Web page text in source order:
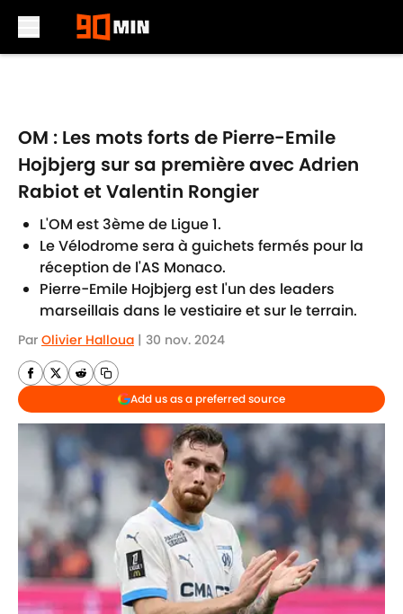
OM : Les mots forts de Pierre-Emile
Hojbjerg sur sa première avec Adrien
Rabiot et Valentin Rongier
L'OM est 3ème de Ligue 1.
Le Vélodrome sera à guichets fermés pour la
réception de l'AS Monaco.
Pierre-Emile Hojbjerg est l'un des leaders
marseillais dans le vestiaire et sur le terrain.
Par Olivier Halloua | 30 nov. 2024
Add us as a preferred source